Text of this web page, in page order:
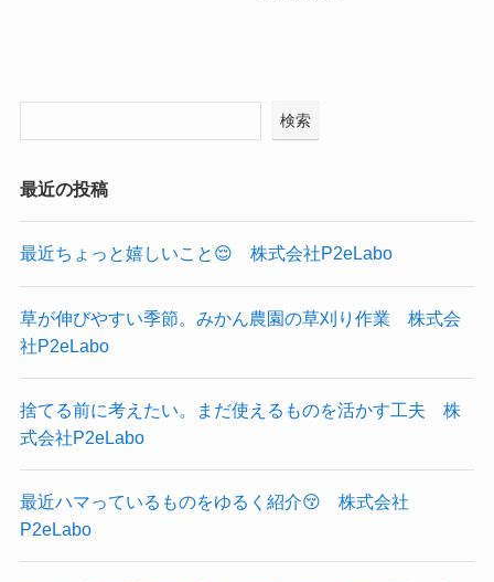
検索
最近の投稿
最近ちょっと嬉しいこと😌 株式会社P2eLabo
草が伸びやすい季節。みかん農園の草刈り作業 株式会
社P2eLabo
捨てる前に考えたい。まだ使えるものを活かす工夫 株
式会社P2eLabo
最近ハマっているものをゆるく紹介😚 株式会社
P2eLabo